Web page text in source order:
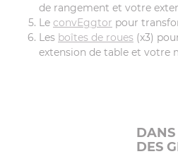
de rangement et votre
Le convEggtor pour
Les boîtes de roues (x3)
extension de table et votre
DES